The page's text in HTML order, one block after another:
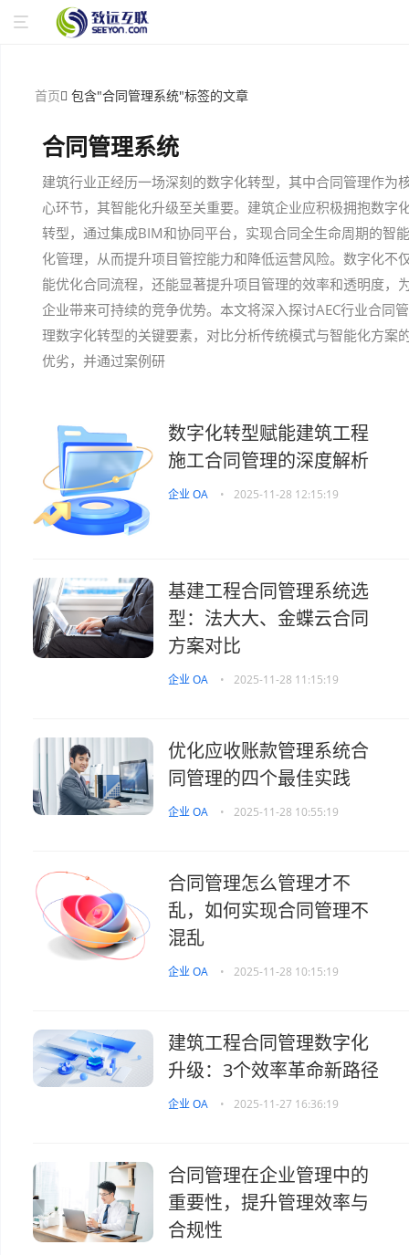
首页 包含"合同管理系统"标签的文章
合同管理系统
建筑行业正经历一场深刻的数字化转型，其中合同管理作为
心环节，其智能化升级至关重要。建筑企业应积极拥抱数字
转型，通过集成BIM和协同平台，实现合同全生命周期的智能
化管理，从而提升项目管控能力和降低运营风险。数字化不
能优化合同流程，还能显著提升项目管理的效率和透明度，
企业带来可持续的竞争优势。本文将深入探讨AEC行业合同管
理数字化转型的关键要素，对比分析传统模式与智能化方案
优劣，并通过案例研
数字化转型赋能建筑工程
施工合同管理的深度解析
企业 OA • 2025-11-28 12:15:19
基建工程合同管理系统选
型：法大大、金蝶云合同
方案对比
企业 OA • 2025-11-28 11:15:19
优化应收账款管理系统合
同管理的四个最佳实践
企业 OA • 2025-11-28 10:55:19
合同管理怎么管理才不
乱，如何实现合同管理不
混乱
企业 OA • 2025-11-28 10:15:19
建筑工程合同管理数字化
升级：3个效率革命新路径
企业 OA • 2025-11-27 16:36:19
合同管理在企业管理中的
重要性，提升管理效率与
合规性